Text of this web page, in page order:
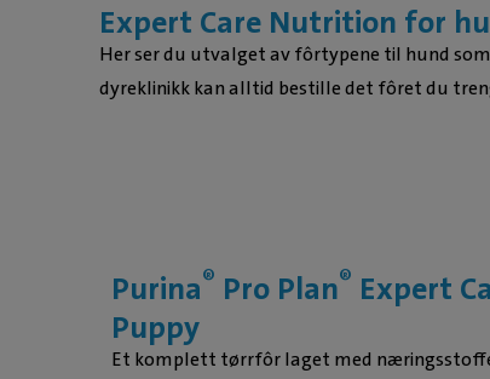
Expert Care Nutrition for
Her ser du utvalget av fôrtypene til hund
dyreklinikk kan alltid bestille det fôret du
Purina® Pro Plan® Expert
Puppy
Et komplett tørrfôr laget med